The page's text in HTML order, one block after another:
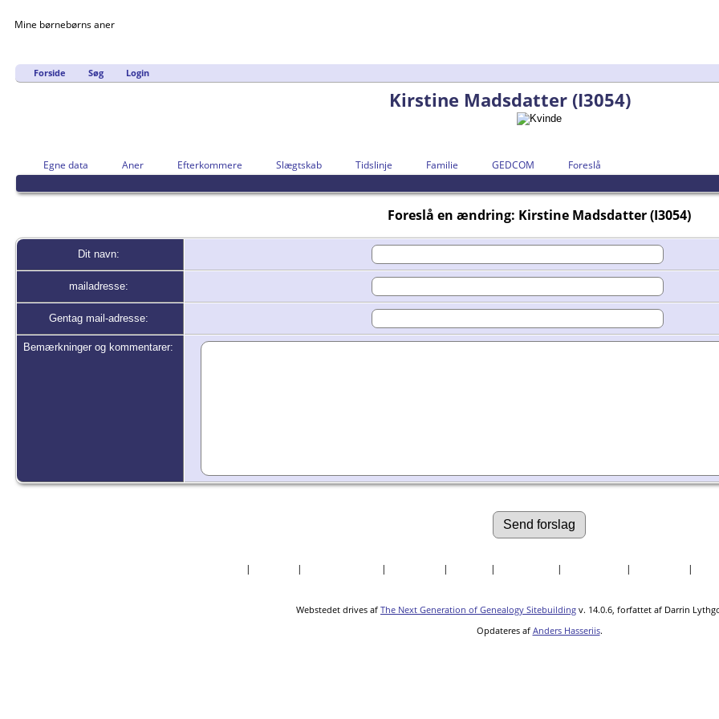
Mine børnebørns aner
Forside Søg Login
Kirstine Madsdatter (I3054)
Egne data Aner Efterkommere Slægtskab Tidslinje Familie GEDCOM Foreslå
Foreslå en ændring: Kirstine Madsdatter (I3054)
Dit navn:
mailadresse:
Gentag mail-adresse:
Bemærkninger og kommentarer:
| | | | | | | |
Webstedet drives af The Next Generation of Genealogy Sitebuilding v. 14.0.6, forfattet af Darrin
Opdateres af Anders Hasseriis.